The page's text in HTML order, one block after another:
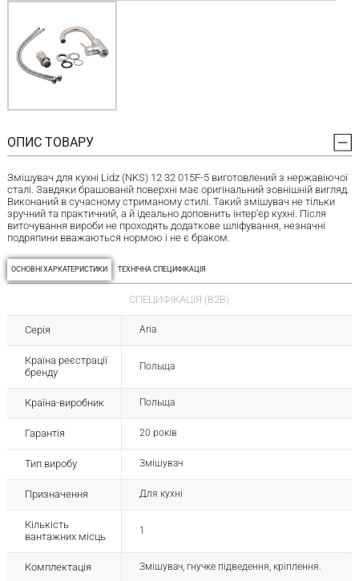
ОПИС ТОВАРУ
Змішувач для кухні Lidz (NKS) 12 32 015F-5 виготовлений з нержавіючої
сталі. Завдяки брашованій поверхні має оригінальний зовнішній вигляд.
Виконаний в сучасному стриманому стилі. Такий змішувач не тільки
зручний та практичний, а й ідеально доповнить інтер'єр кухні. Після
виточування вироби не проходять додаткове шліфування, незначні
подряпини вважаються нормою і не є браком.
ОСНОВНІ ХАРКАТЕРИСТИКИ ТЕХНІЧНА СПЕЦИФІКАЦІЯ
СПЕЦИФІКАЦІЯ (B2B)
Серія Aria
Країна реєстрації
бренду
Польща
Країна-виробник Польща
Гарантія 20 років
Тип виробу Змішувач
Призначення Для кухні
Кількість
вантажних місць
1
Комплектація Змішувач, гнучке підведення, кріплення.